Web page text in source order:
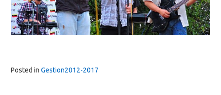
Posted in Gestion2012-2017